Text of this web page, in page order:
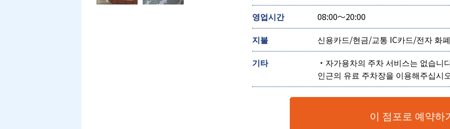
영업시간
08:00～20:00
지불
신용카드/현금/교통 IC카드/전자 화폐
기타
・자가용차의 주차 서비스는 없습니
인근의 유료 주차장을 이용해주십시
이 점포로 예약하